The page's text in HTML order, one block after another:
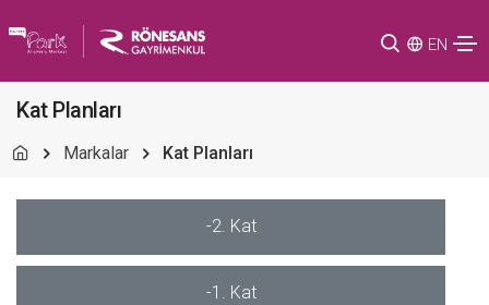
EN
Kat Planları
Markalar Kat Planları
-2. Kat
-1. Kat